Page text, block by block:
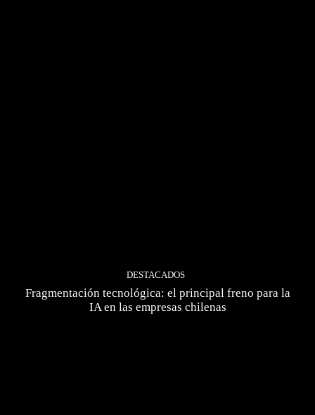
DESTACADOS
Fragmentación tecnológica: el principal freno para la
IA en las empresas chilenas